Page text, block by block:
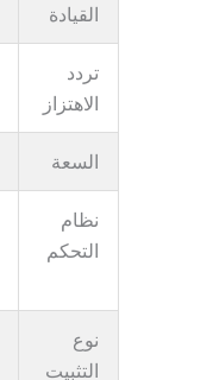
القيادة
تردد
الاهتزاز
السعة
نظام
التحكم
نوع
التثبيت